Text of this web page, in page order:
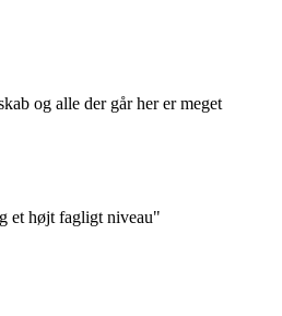
og alle der går her er meget
et højt fagligt niveau"